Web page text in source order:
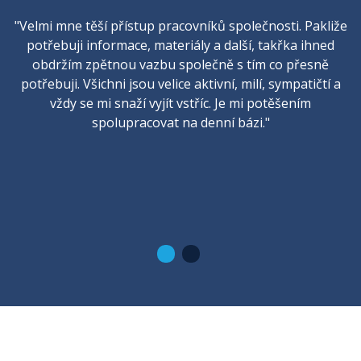
"Velmi mne těší přístup pracovníků společnosti. Pakliže
potřebuji informace, materiály a další, takřka ihned
obdržím zpětnou vazbu společně s tím co přesně
potřebuji. Všichni jsou velice aktivní, milí, sympatičtí a
vždy se mi snaží vyjít vstříc. Je mi potěšením
spolupracovat na denní bázi."